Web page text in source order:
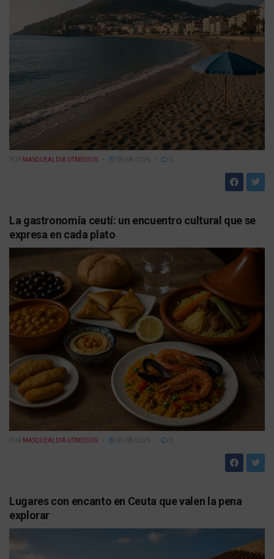
POR MASQUEALDIA UTMEDIOS 09/08/2026 0
La gastronomía ceutí: un encuentro cultural que se
expresa en cada plato
POR MASQUEALDIA UTMEDIOS 09/08/2026 0
Lugares con encanto en Ceuta que valen la pena
explorar